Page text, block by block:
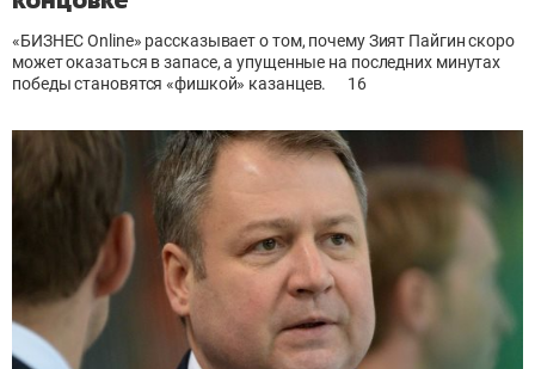
«БИЗНЕС Online» рассказывает о том, почему Зият Пайгин скоро
может оказаться в запасе, а упущенные на последних минутах
победы становятся «фишкой» казанцев.
16